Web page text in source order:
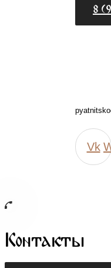
8
Vk
Контакты